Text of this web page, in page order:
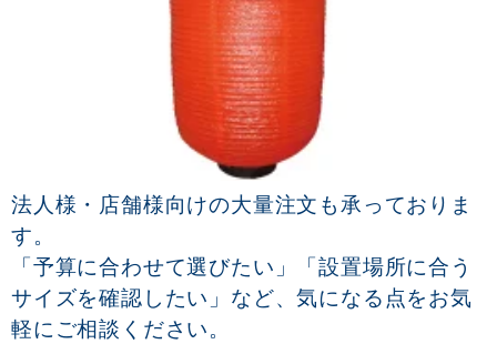
法人様・店舗様向けの大量注文も承っておりま
す。
「予算に合わせて選びたい」「設置場所に合う
サイズを確認したい」など、気になる点をお気
軽にご相談ください。